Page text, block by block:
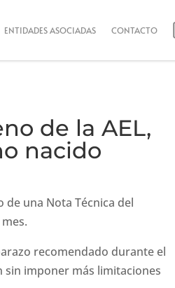
ENTIDADES ASOCIADAS CONTACTO
de la AEL,
nacido
una Nota Técnica del
recomendado durante el
sin imponer más limitaciones